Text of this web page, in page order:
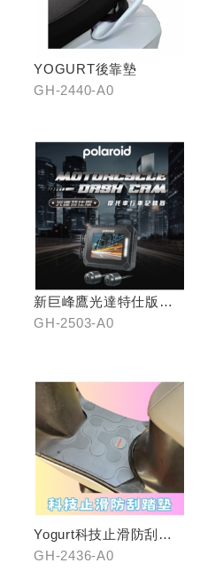
YOGURT後靠墊
GH-2440-A0
新巨峰鷹光達特仕版行
車紀錄器
GH-2503-A0
Yogurt科技止滑防刮踏
墊
GH-2436-A0